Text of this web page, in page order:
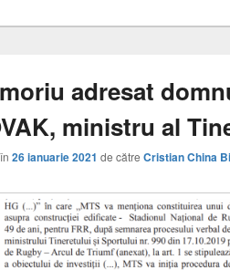
adresat
ministru al
26 ianuarie 2021 de către Cristian China